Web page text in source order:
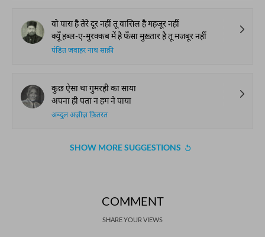
वो पास है तेरे दूर नहीं तू वासिल है महजूर नहीं
क्यूँ हब्ल-ए-मुरक्कब में है फँसा मुख़्तार है तू मजबूर नहीं
पंडित जवाहर नाथ साक़ी
कुछ ऐसा था गुमरही का साया
अपना ही पता न हम ने पाया
अब्दुल अज़ीज़ फ़ितरत
SHOW MORE SUGGESTIONS
COMMENT
SHARE YOUR VIEWS